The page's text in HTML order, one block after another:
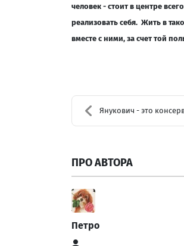
человек - стоит в центре
реализовать себя. Жить в
вместе с ними, за счет той
Янукович - это
ПРО АВТОРА
Петро